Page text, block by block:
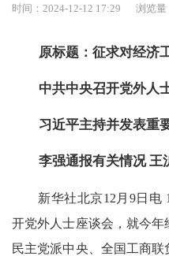
时间：2024-12-12 17:29
浏览量
原标题：征求对经济
中共中央召开党外人
习近平主持并发表重
李强通报有关情况 王
新华社北京12月9日电
开党外人士座谈会，就今
民主党派中央、全国工商